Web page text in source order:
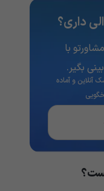
داری؟
با
بگیر.
۹۸ پزشک آنلاین و آماده